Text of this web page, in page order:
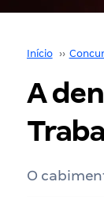
Início ››
A
O